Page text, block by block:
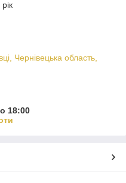
Чернівецька область,
18:00